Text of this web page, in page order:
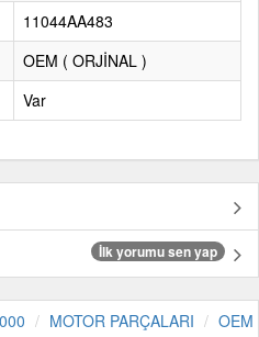
11044AA483
OEM ( ORJİNAL )
Var
İlk yorumu sen yap
MOTOR PARÇALARI OEM